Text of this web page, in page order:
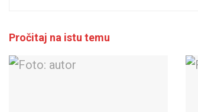
Pročitaj na istu temu